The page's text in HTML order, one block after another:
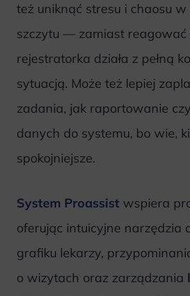
też uniknąć stresu i chaosu
szczytu — zamiast reagować
rejestratorka działa z pełną
sytuacją. Może też lepiej
zadania, jak raportowanie
danych do systemu, bo wie,
spokojniejsze.
System Proassist wspiera
oferując intuicyjne narzędzia
grafiku lekarzy,
o wizytach oraz zarządzania